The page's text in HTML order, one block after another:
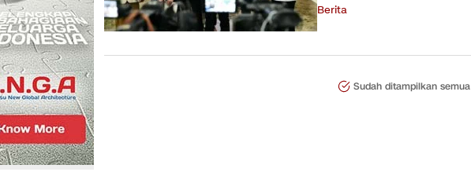
Berita
Sudah ditampilkan semua